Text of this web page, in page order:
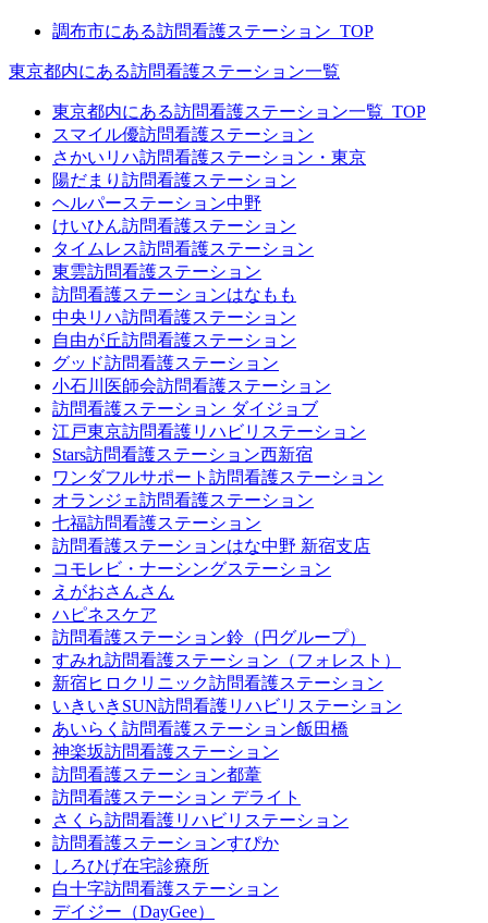
調布市にある訪問看護ステーション_TOP
東京都内にある訪問看護ステーション一覧
東京都内にある訪問看護ステーション一覧_TOP
スマイル優訪問看護ステーション
さかいリハ訪問看護ステーション・東京
陽だまり訪問看護ステーション
ヘルパーステーション中野
けいひん訪問看護ステーション
タイムレス訪問看護ステーション
東雲訪問看護ステーション
訪問看護ステーションはなもも
中央リハ訪問看護ステーション
自由が丘訪問看護ステーション
グッド訪問看護ステーション
小石川医師会訪問看護ステーション
訪問看護ステーション ダイジョブ
江戸東京訪問看護リハビリステーション
Stars訪問看護ステーション西新宿
ワンダフルサポート訪問看護ステーション
オランジェ訪問看護ステーション
七福訪問看護ステーション
訪問看護ステーションはな中野 新宿支店
コモレビ・ナーシングステーション
えがおさんさん
ハピネスケア
訪問看護ステーション鈴（円グループ）
すみれ訪問看護ステーション（フォレスト）
新宿ヒロクリニック訪問看護ステーション
いきいきSUN訪問看護リハビリステーション
あいらく訪問看護ステーション飯田橋
神楽坂訪問看護ステーション
訪問看護ステーション都葦
訪問看護ステーション デライト
さくら訪問看護リハビリステーション
訪問看護ステーションすぴか
しろひげ在宅診療所
白十字訪問看護ステーション
デイジー（DayGee）